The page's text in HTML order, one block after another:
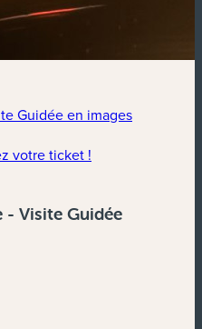
Guidée en images
votre ticket !
- Visite Guidée